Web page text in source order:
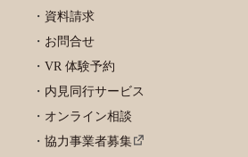
資料請求
お問合せ
VR 体験予約
内見同行サービス
オンライン相談
協力事業者募集